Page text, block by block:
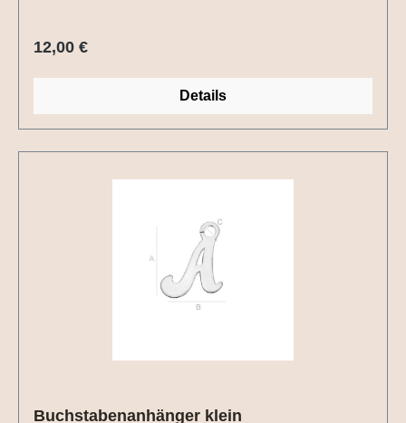
Regulärer Preis:
12,00 €
Details
Buchstabenanhänger klein